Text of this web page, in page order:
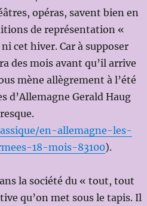
opéras, savent bien en
de représentation «
cet hiver. Car à supposer
des mois avant qu’il arrive
mène allègrement à l’été
d’Allemagne Gerald Haug
en-allemagne-les-
18-mois-83100).
la société du « tout, tout
qu’on met sous le tapis. Il